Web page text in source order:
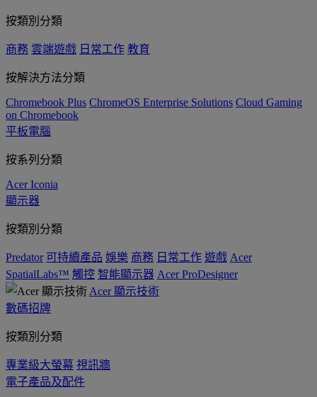
按類別分類
商務 雲端遊戲 日常工作 教育
按解決方法分類
Chromebook Plus ChromeOS Enterprise Solutions Cloud Gaming
on Chromebook
平板電腦
按系列分類
Acer Iconia
顯示器
按類別分類
Predator 可持續產品 娛樂 商務 日常工作 遊戲 Acer
SpatialLabs™ 觸控 智能顯示器 Acer ProDesigner
Acer 顯示技術
數碼招牌
按類別分類
專業級大螢幕 視訊牆
電子產品及配件